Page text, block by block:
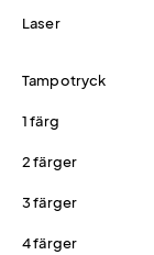
Laser
Tampotryck
1 färg
2 färger
3 färger
4 färger